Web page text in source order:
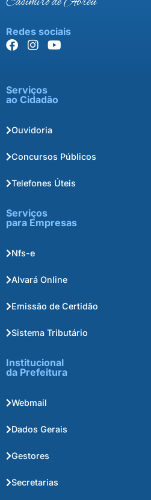
Redes sociais
Serviços
ao Cidadão
Ouvidoria
Concursos Públicos
Telefones Úteis
Serviços
para Empresas
Nfs-e
Alvará Online
Emissão de Certidão
Sistema Tributário
Institucional
da Prefeitura
Webmail
Dados Gerais
Gestores
Secretarias